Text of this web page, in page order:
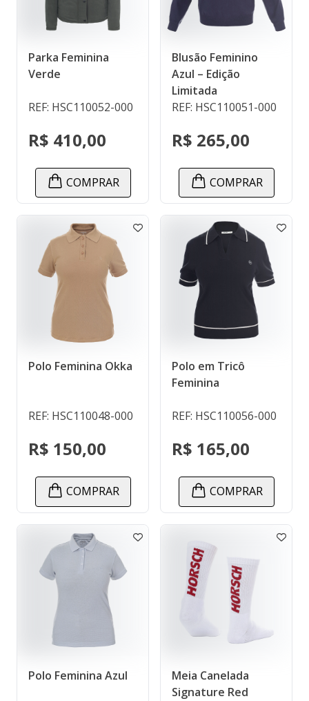
Parka Feminina
Verde
REF: HSC110052-000
R$ 410,00
COMPRAR
Blusão Feminino
Azul – Edição
Limitada
REF: HSC110051-000
R$ 265,00
COMPRAR
Polo Feminina Okka
REF: HSC110048-000
R$ 150,00
COMPRAR
Polo em Tricô
Feminina
REF: HSC110056-000
R$ 165,00
COMPRAR
Polo Feminina Azul
Meia Canelada
Signature Red